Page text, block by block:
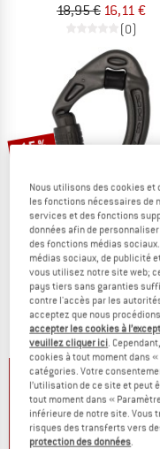
18,95 € 16,11 €
(0)
-15 %
DMM
Revolver
Mousqueton à
44,95 €à partir de
4,3(31)
Nous utilisons des cookies
les fonctions nécessaires de
services et des fonctions
données afin de
des fonctions médias
médias sociaux, de publicité
vous utilisez notre site web;
pays tiers sans garanties
contre l'accès par les
acceptez que nous
accepter les cookies à
veuillez cliquer ici.
cookies à tout moment dans
catégories. Votre
l’utilisation de ce site et peut
tout moment dans «
inférieure de notre site. Vous
risques des transferts vers
protection des données.